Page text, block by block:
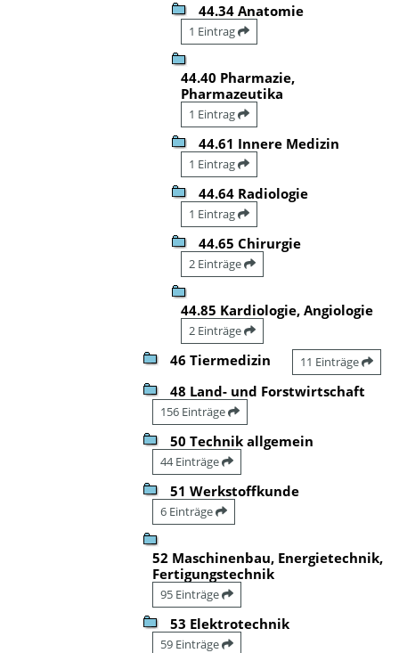
44.34 Anatomie
1 Eintrag
44.40 Pharmazie,
Pharmazeutika
1 Eintrag
44.61 Innere Medizin
1 Eintrag
44.64 Radiologie
1 Eintrag
44.65 Chirurgie
2 Einträge
44.85 Kardiologie, Angiologie
2 Einträge
46 Tiermedizin 11 Einträge
48 Land- und Forstwirtschaft
156 Einträge
50 Technik allgemein
44 Einträge
51 Werkstoffkunde
6 Einträge
52 Maschinenbau, Energietechnik,
Fertigungstechnik
95 Einträge
53 Elektrotechnik
59 Einträge